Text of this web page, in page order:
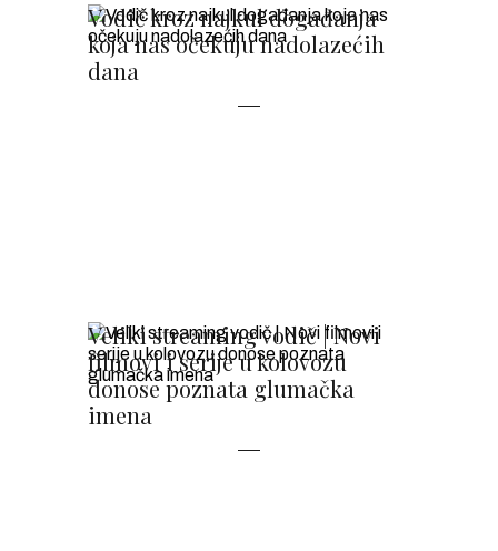
Vodič kroz najkul događanja
koja nas očekuju nadolazećih
dana
Veliki streaming vodič | Novi
filmovi i serije u kolovozu
donose poznata glumačka
imena